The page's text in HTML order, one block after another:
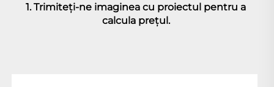
1. Trimiteți-ne imaginea cu proiectul pentru a
calcula prețul.